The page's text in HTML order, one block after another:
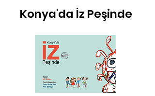
Konya'da İz Peşinde